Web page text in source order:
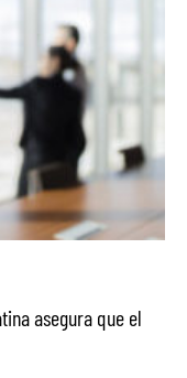
asegura que el